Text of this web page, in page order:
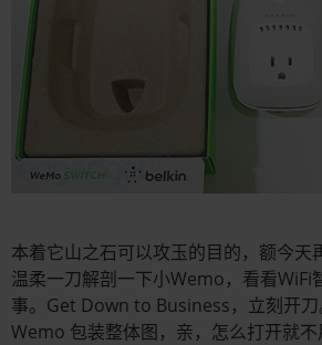
本着它山之石可以攻玉的目的，额今天
温柔一刀解剖一下小Wemo，看看WiFi
事。Get Down to Business，立刻开
Wemo 包装整体图，亲，怎么打开就不